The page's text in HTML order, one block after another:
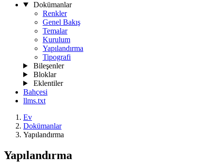
Dokümanlar
Renkler
Genel Bakış
Temalar
Kurulum
Yapılandırma
Tipografi
Bileşenler
Bloklar
Eklentiler
Bahçesi
llms.txt
Ev
Dokümanlar
Yapılandırma
Yapılandırma